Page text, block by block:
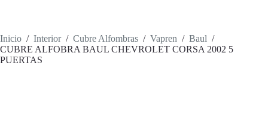
Inicio / Interior / Cubre Alfombras / Vapren / Baul /
CUBRE ALFOBRA BAUL CHEVROLET CORSA 2002 5
PUERTAS